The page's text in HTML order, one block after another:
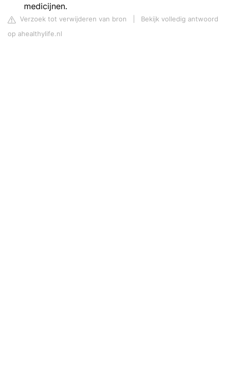
medicijnen.
Verzoek tot verwijderen van bron
Bekijk volledig antwoord
op ahealthylife.nl